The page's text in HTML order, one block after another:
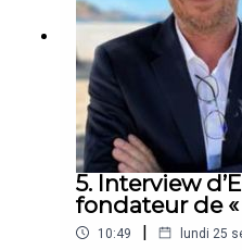
5. Interview
fondateur de «
10:49 | lundi 25